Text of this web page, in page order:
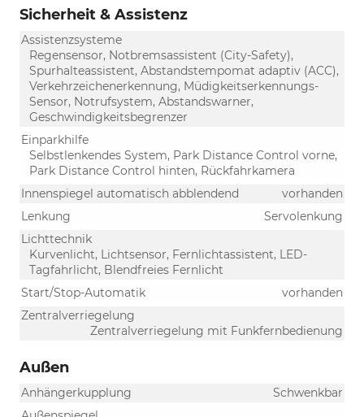
Sicherheit & Assistenz
Assistenzsysteme
Regensensor, Notbremsassistent (City-Safety),
Spurhalteassistent, Abstandstempomat adaptiv (ACC),
Verkehrzeichenerkennung, Müdigkeitserkennungs-
Sensor, Notrufsystem, Abstandswarner,
Geschwindigkeitsbegrenzer
Einparkhilfe
Selbstlenkendes System, Park Distance Control vorne,
Park Distance Control hinten, Rückfahrkamera
Innenspiegel automatisch abblendend
vorhanden
Lenkung
Servolenkung
Lichttechnik
Kurvenlicht, Lichtsensor, Fernlichtassistent, LED-
Tagfahrlicht, Blendfreies Fernlicht
Start/Stop-Automatik
vorhanden
Zentralverriegelung
Zentralverriegelung mit Funkfernbedienung
Außen
Anhängerkupplung
Schwenkbar